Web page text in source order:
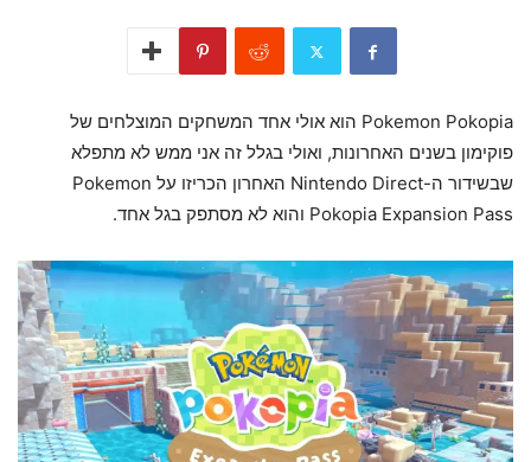
Pokemon Pokopia הוא אולי אחד המשחקים המוצלחים של
פוקימון בשנים האחרונות, ואולי בגלל זה אני ממש לא מתפלא
שבשידור ה-Nintendo Direct האחרון הכריזו על Pokemon
Pokopia Expansion Pass והוא לא מסתפק בגל אחד.